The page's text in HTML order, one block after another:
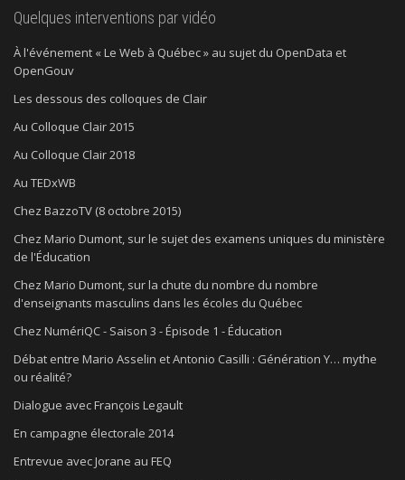
Quelques interventions par vidéo
À l'événement « Le Web à Québec » au sujet du OpenData et
OpenGouv
Les dessous des colloques de Clair
Au Colloque Clair 2015
Au Colloque Clair 2018
Au TEDxWB
Chez BazzoTV (8 octobre 2015)
Chez Mario Dumont, sur le sujet des examens uniques du ministère
de l'Éducation
Chez Mario Dumont, sur la chute du nombre du nombre
d'enseignants masculins dans les écoles du Québec
Chez NumériQC - Saison 3 - Épisode 1 - Éducation
Débat entre Mario Asselin et Antonio Casilli : Génération Y… mythe
ou réalité?
Dialogue avec François Legault
En campagne électorale 2014
Entrevue avec Jorane au FEQ